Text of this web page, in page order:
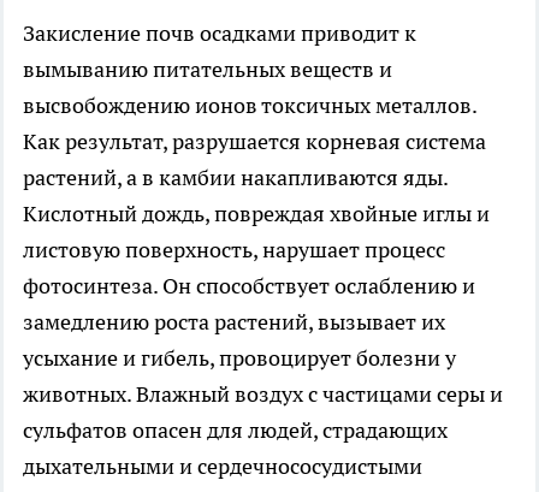
Закисление почв осадками приводит к
вымыванию питательных веществ и
высвобождению ионов токсичных металлов.
Как результат, разрушается корневая система
растений, а в камбии накапливаются яды.
Кислотный дождь, повреждая хвойные иглы и
листовую поверхность, нарушает процесс
фотосинтеза. Он способствует ослаблению и
замедлению роста растений, вызывает их
усыхание и гибель, провоцирует болезни у
животных. Влажный воздух с частицами серы и
сульфатов опасен для людей, страдающих
дыхательными и сердечнососудистыми